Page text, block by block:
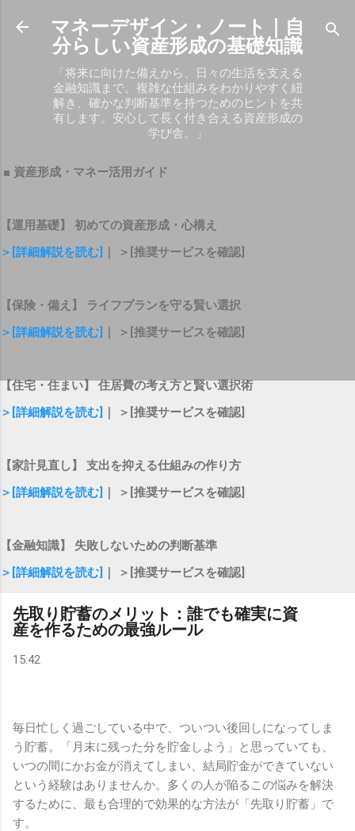
スキップしてメイン コンテンツに移動
マネーデザイン・ノート｜自
分らしい資産形成の基礎知識
「将来に向けた備えから、日々の生活を支える
金融知識まで。複雑な仕組みをわかりやすく紐
解き、確かな判断基準を持つためのヒントを共
有します。安心して長く付き合える資産形成の
学び舎。」
■ 資産形成・マネー活用ガイド
【運用基礎】 初めての資産形成・心構え
＞[詳細解説を読む]
｜ ＞[推奨サービスを確認]
【保険・備え】 ライフプランを守る賢い選択
＞[詳細解説を読む]
｜ ＞[推奨サービスを確認]
【住宅・住まい】 住居費の考え方と賢い選択術
＞[詳細解説を読む]
｜ ＞[推奨サービスを確認]
【家計見直し】 支出を抑える仕組みの作り方
＞[詳細解説を読む]
｜ ＞[推奨サービスを確認]
【金融知識】 失敗しないための判断基準
＞[詳細解説を読む]
｜ ＞[推奨サービスを確認]
先取り貯蓄のメリット：誰でも確実に資
産を作るための最強ルール
15:42
毎日忙しく過ごしている中で、ついつい後回しになってしま
う貯蓄。「月末に残った分を貯金しよう」と思っていても、
いつの間にかお金が消えてしまい、結局貯金ができていない
という経験はありませんか。多くの人が陥るこの悩みを解決
するために、最も合理的で効果的な方法が「先取り貯蓄」で
す。